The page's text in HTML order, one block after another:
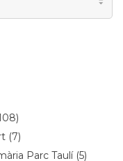
(7)
Parc Taulí(5)